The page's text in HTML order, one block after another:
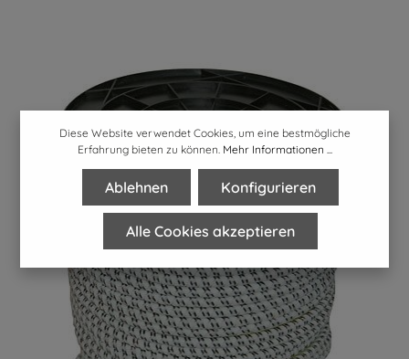
Diese Website verwendet Cookies, um eine bestmögliche
Erfahrung bieten zu können. Mehr Informationen ...
Ablehnen Konfigurieren
Alle Cookies akzeptieren